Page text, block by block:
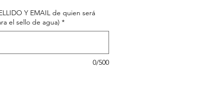
Y EMAIL de quien será
el sello de agua) *
0/500